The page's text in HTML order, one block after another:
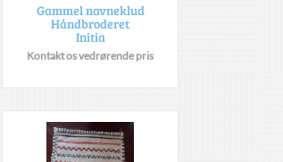
Gammel navneklud
Håndbroderet
Initia
Kontakt os vedrørende pris